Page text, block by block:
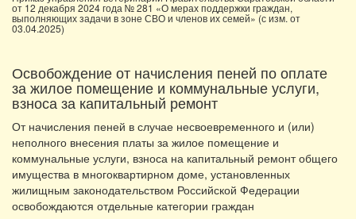
от 12 декабря 2024 года № 281 «О мерах поддержки граждан,
выполняющих задачи в зоне СВО и членов их семей» (с изм. от
03.04.2025)
Освобождение от начисления пеней по оплате
за жилое помещение и коммунальные услуги,
взноса за капитальный ремонт
От начисления пеней в случае несвоевременного и (или)
неполного внесения платы за жилое помещение и
коммунальные услуги, взноса на капитальный ремонт общего
имущества в многоквартирном доме, установленных
жилищным законодательством Российской Федерации
освобождаются отдельные категории граждан